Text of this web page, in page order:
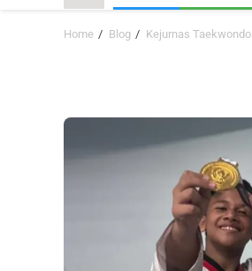
Home Blog Kejurnas Taekwondo